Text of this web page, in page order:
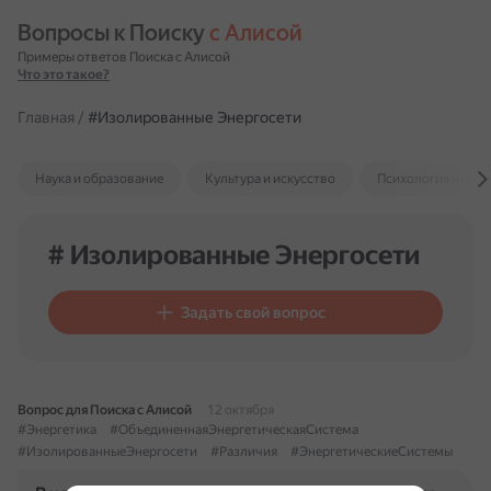
Вопросы к Поиску с Алисой
Примеры ответов Поиска с Алисой
Что это такое?
Главная / #Изолированные Энергосети
Наука и образование Культура и искусство Психология и
# Изолированные Энергосети
Задать свой вопрос
Вопрос для Поиска с Алисой
12 октября
#Энергетика
#ОбъединеннаяЭнергетическаяСистема
#ИзолированныеЭнергосети
#Различия #ЭнергетическиеСистемы